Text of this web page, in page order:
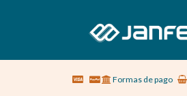
Sobre nosotros Vestuario
Formas de pago